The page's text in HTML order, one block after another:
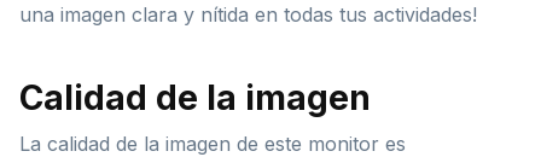
una imagen clara y nítida en todas tus actividades!
Calidad de la imagen
La calidad de la imagen de este monitor es